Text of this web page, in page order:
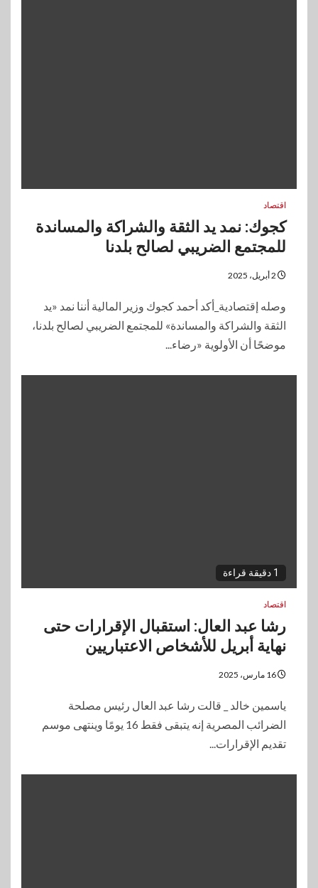
اقتصاد
كجوك: نمد يد الثقة والشراكة والمساندة
للمجتمع الضريبي لصالح بلدنا
وصله إقتصادية_أكد أحمد كجوك وزير المالية أننا نمد «يد
الثقة والشراكة والمساندة» للمجتمع الضريبي لصالح بلدنا،
موضحًا أن الأولوية «رضاء...
1 دقيقة قراءة
اقتصاد
رشا عبد العال: استقبال الإقرارات حتى
نهاية أبريل للأشخاص الاعتباريين
ياسمين خالد _ قالت رشا عبد العال رئيس مصلحة
الضرائب المصرية إنه يتبقى فقط 16 يومًا وينتهى موسم
تقديم الإقرارات...